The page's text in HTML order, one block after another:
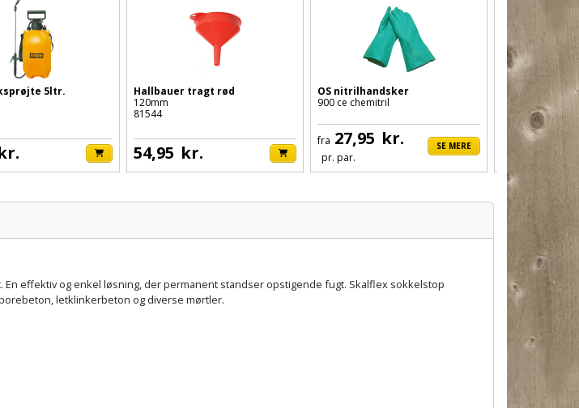
5ltr.
Hallbauer tragt rød
120mm
81544
54,95 kr.
OS nitrilhandsker
900 ce chemitril
fra 27,95 kr.
pr. par.
SE MERE
Skalflex
20kg vandtæt
779444
Pris:
effektiv og enkel løsning, der permanent standser opstigende fugt. Skalflex sokkelstop
letklinkerbeton og diverse mørtler.